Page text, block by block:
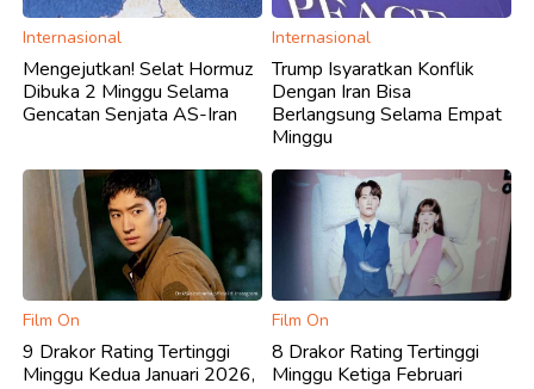
Internasional
Mengejutkan! Selat Hormuz
Dibuka 2 Minggu Selama
Gencatan Senjata AS-Iran
Internasional
Trump Isyaratkan Konflik
Dengan Iran Bisa
Berlangsung Selama Empat
Minggu
Film On
9 Drakor Rating Tertinggi
Minggu Kedua Januari 2026,
Film On
8 Drakor Rating Tertinggi
Minggu Ketiga Februari